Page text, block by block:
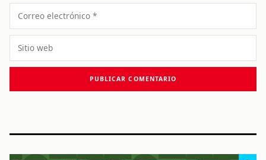
Correo
electrónico
Sitio
web